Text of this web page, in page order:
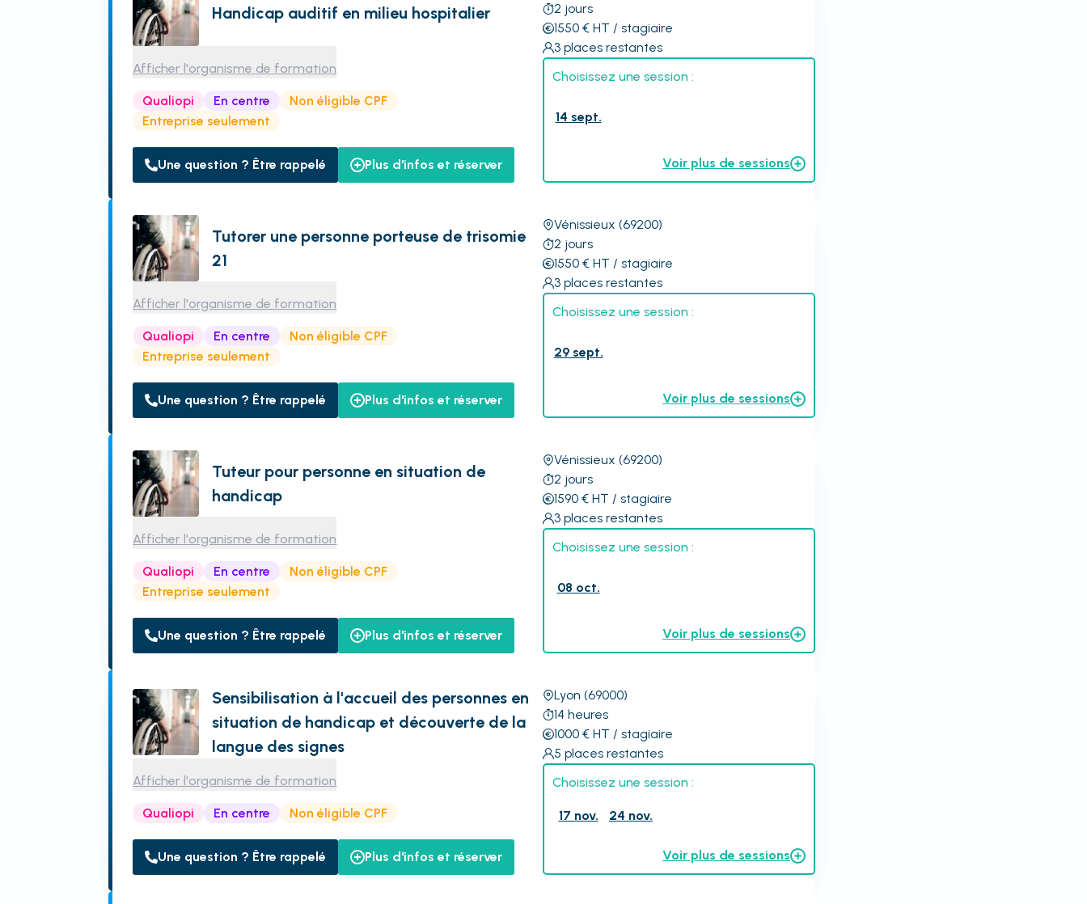
Handicap auditif en milieu hospitalier
Afficher l'organisme de formation
Qualiopi En centre
Non éligible CPF
Entreprise seulement
Une question ? Être rappelé Plus d'infos et réserver
2 jours
1550€ HT / stagiaire
3 places restantes
Choisissez une session :
14 sept.
Voir plus de sessions
Tutorer une personne porteuse de trisomie
21
Afficher l'organisme de formation
Qualiopi En centre
Non éligible CPF
Entreprise seulement
Une question ? Être rappelé Plus d'infos et réserver
Vénissieux (69200)
2 jours
1550€ HT / stagiaire
3 places restantes
Choisissez une session :
29 sept.
Voir plus de sessions
Tuteur pour personne en situation de
handicap
Afficher l'organisme de formation
Qualiopi En centre
Non éligible CPF
Entreprise seulement
Une question ? Être rappelé Plus d'infos et réserver
Vénissieux (69200)
2 jours
1590€ HT / stagiaire
3 places restantes
Choisissez une session :
08 oct.
Voir plus de sessions
Sensibilisation à l'accueil des personnes en
situation de handicap et découverte de la
langue des signes
Afficher l'organisme de formation
Qualiopi En centre Non éligible CPF
Une question ? Être rappelé Plus d'infos et réserver
Lyon (69000)
14 heures
1000€ HT / stagiaire
5 places restantes
Choisissez une session :
17 nov. 24 nov.
Voir plus de sessions